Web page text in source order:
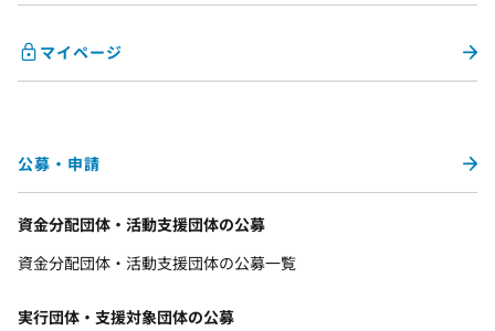
マイページ
公募・申請
資金分配団体・活動支援団体の公募
資金分配団体・活動支援団体の公募一覧
実行団体・支援対象団体の公募